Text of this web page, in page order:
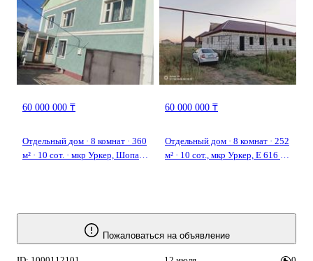
60 000 000 ₸
Отдельный дом · 8 комнат · 360
м² · 10 сот. · мкр Уркер, Шопан-
60 000 000 ₸
Отдельный дом · 8 комнат · 252
м² · 10 сот., мкр Уркер, E 616 15
Пожаловаться на объявление